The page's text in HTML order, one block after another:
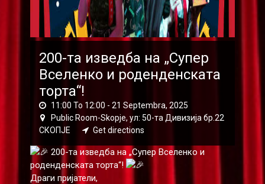
200-та изведба на „Супер
Вселенко и роденденската
торта“!
11:00 To 12:00 - 21 Septembra, 2025
Public Room-Skopje, ул: 50-та Дивизија бр.22
СКОПЈЕ
Get directions
200-та изведба на „Супер Вселенко и
роденденската торта“!
Драги пријатели,